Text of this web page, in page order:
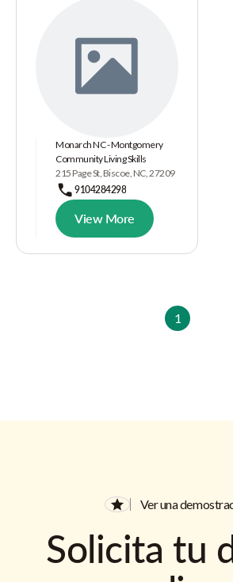
Monarch NC - Montgomery
Community Living Skills
215 Page St, Biscoe, NC, 27209
9104284298
View More
1
Ver una
Solicita tu